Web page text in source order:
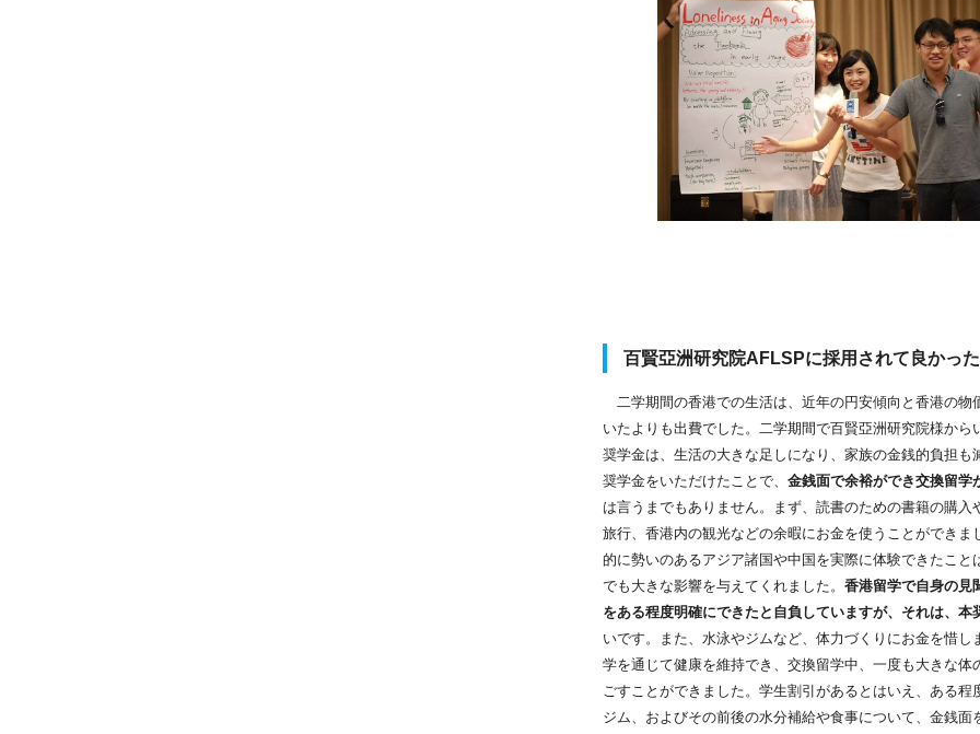
百賢亞洲研究院AFLSPに採用されて良かっ
二学期間の香港での生活は、近年の円安傾向と香港の物
いたよりも出費でした。二学期間で百賢亞洲研究院様から
奨学金は、生活の大きな足しになり、家族の金銭的負担も
奨学金をいただけたことで、金銭面で余裕ができ交換留学
は言うまでもありません。まず、読書のための書籍の購入
旅行、香港内の観光などの余暇にお金を使うことができま
的に勢いのあるアジア諸国や中国を実際に体験できたこと
でも大きな影響を与えてくれました。香港留学で自身の見
をある程度明確にできたと自負していますが、それは、本
いです。また、水泳やジムなど、体力づくりにお金を惜し
学を通じて健康を維持でき、交換留学中、一度も大きな体
ごすことができました。学生割引があるとはいえ、ある程
ジム、およびその前後の水分補給や食事について、金銭面